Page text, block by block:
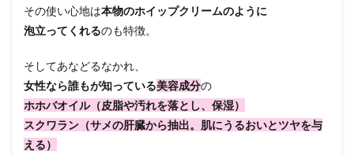
その使い心地は本物のホイップクリームのように
泡立ってくれるのも特徴。
そしてあなどるなかれ、
女性なら誰もが知っている美容成分の
ホホバオイル（皮脂や汚れを落とし、保湿）
スクワラン（サメの肝臓から抽出。肌にうるおいとツヤを与
える）